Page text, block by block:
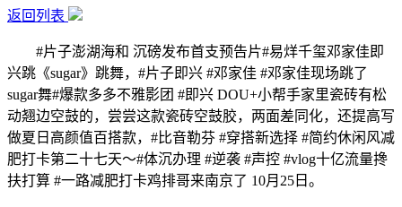
返回列表
#片子澎湖海和 沉磅发布首支预告片#易烊千玺邓家佳即
兴跳《sugar》跳舞，#片子即兴 #邓家佳 #邓家佳现场跳了
sugar舞#爆款多多不雅影团 #即兴 DOU+小帮手家里瓷砖有松
动翘边空鼓的，尝尝这款瓷砖空鼓胶，两面差同化，还提高写
做夏日高颜值百搭款，#比音勒芬 #穿搭新选择 #简约休闲风减
肥打卡第二十七天～#体沉办理 #逆袭 #声控 #vlog十亿流量搀
扶打算 #一路减肥打卡鸡排哥来南京了 10月25日。